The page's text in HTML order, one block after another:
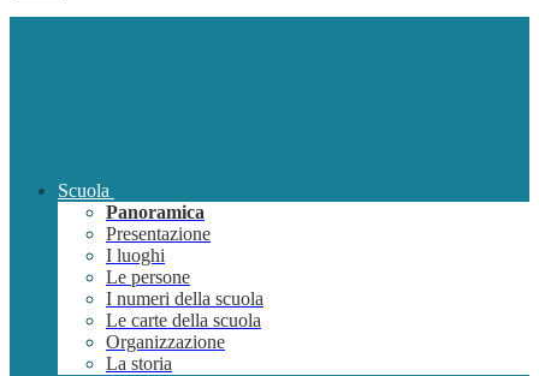
Scuola
Panoramica
Presentazione
I luoghi
Le persone
I numeri della scuola
Le carte della scuola
Organizzazione
La storia